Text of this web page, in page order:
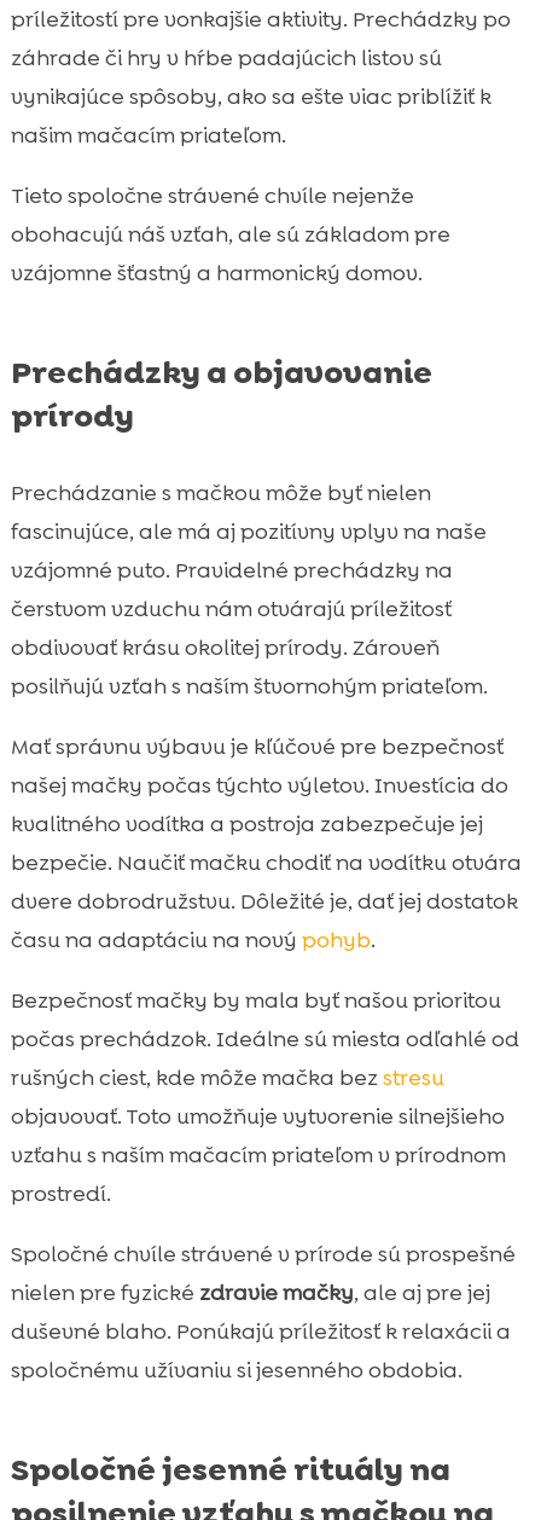
príležitostí pre vonkajšie aktivity. Prechádzky po
záhrade či hry v hŕbe padajúcich listov sú
vynikajúce spôsoby, ako sa ešte viac priblížiť k
našim mačacím priateľom.
Tieto spoločne strávené chvíle nejenže
obohacujú náš vzťah, ale sú základom pre
vzájomne šťastný a harmonický domov.
Prechádzky a objavovanie
prírody
Prechádzanie s mačkou môže byť nielen
fascinujúce, ale má aj pozitívny vplyv na naše
vzájomné puto. Pravidelné prechádzky na
čerstvom vzduchu nám otvárajú príležitosť
obdivovať krásu okolitej prírody. Zároveň
posilňujú vzťah s naším štvornohým priateľom.
Mať správnu výbavu je kľúčové pre bezpečnosť
našej mačky počas týchto výletov. Investícia do
kvalitného vodítka a postroja zabezpečuje jej
bezpečie. Naučiť mačku chodiť na vodítku otvára
dvere dobrodružstvu. Dôležité je, dať jej dostatok
času na adaptáciu na nový pohyb.
Bezpečnosť mačky by mala byť našou prioritou
počas prechádzok. Ideálne sú miesta odľahlé od
rušných ciest, kde môže mačka bezstresu
objavovať. Toto umožňuje vytvorenie silnejšieho
vzťahu s naším mačacím priateľom v prírodnom
prostredí.
Spoločné chvíle strávené v prírode sú prospešné
nielen pre fyzické zdravie mačky, ale aj pre jej
duševné blaho. Ponúkajú príležitosť k relaxácii a
spoločnému užívaniu si jesenného obdobia.
Spoločné jesenné rituály na